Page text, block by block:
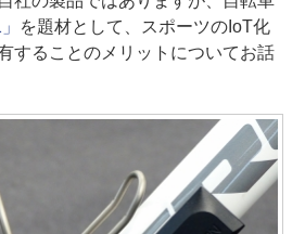
を題材として、スポーツのIoT化
することのメリットについてお話